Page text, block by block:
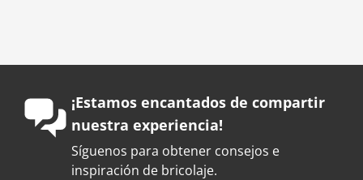
¡Estamos encantados de compartir
nuestra experiencia!
Síguenos para obtener consejos e
inspiración de bricolaje.